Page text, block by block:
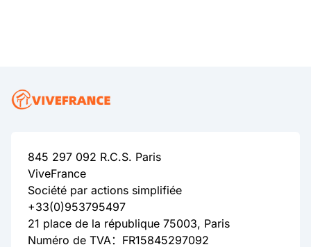
845 297 092 R.C.S. Paris
ViveFrance
Société par actions simplifiée
+33(0)953795497
21 place de la république 75003, Paris
Numéro de TVA：FR15845297092